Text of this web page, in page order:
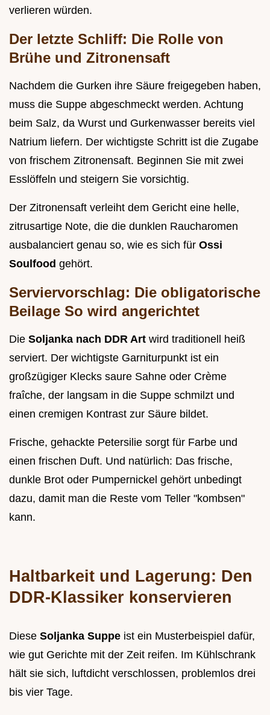
verlieren würden.
Der letzte Schliff: Die Rolle von
Brühe und Zitronensaft
Nachdem die Gurken ihre Säure freigegeben haben,
muss die Suppe abgeschmeckt werden. Achtung
beim Salz, da Wurst und Gurkenwasser bereits viel
Natrium liefern. Der wichtigste Schritt ist die Zugabe
von frischem Zitronensaft. Beginnen Sie mit zwei
Esslöffeln und steigern Sie vorsichtig.
Der Zitronensaft verleiht dem Gericht eine helle,
zitrusartige Note, die die dunklen Raucharomen
ausbalanciert genau so, wie es sich für Ossi
Soulfood gehört.
Serviervorschlag: Die obligatorische
Beilage So wird angerichtet
Die Soljanka nach DDR Art wird traditionell heiß
serviert. Der wichtigste Garniturpunkt ist ein
großzügiger Klecks saure Sahne oder Crème
fraîche, der langsam in die Suppe schmilzt und
einen cremigen Kontrast zur Säure bildet.
Frische, gehackte Petersilie sorgt für Farbe und
einen frischen Duft. Und natürlich: Das frische,
dunkle Brot oder Pumpernickel gehört unbedingt
dazu, damit man die Reste vom Teller "kombsen"
kann.
Haltbarkeit und Lagerung: Den
DDR-Klassiker konservieren
Diese Soljanka Suppe ist ein Musterbeispiel dafür,
wie gut Gerichte mit der Zeit reifen. Im Kühlschrank
hält sie sich, luftdicht verschlossen, problemlos drei
bis vier Tage.